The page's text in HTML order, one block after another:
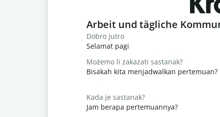
Slide 1 of 6
Arbeit und tägliche
Dobro jutro
Selamat pagi
Možemo li zakazati sastanak?
Bisakah kita menjadwalkan pertemuan?
Kada je sastanak?
Jam berapa pertemuannya?